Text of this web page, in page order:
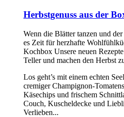
Herbstgenuss aus der
Wenn die Blätter tanzen und
es Zeit für herzhafte
Kochbox Unsere neuen
Teller und machen den Herbst
Los geht’s mit einem echten
cremiger Champignon-
Käsechips und frischem
Couch, Kuscheldecke und
Verlieben...